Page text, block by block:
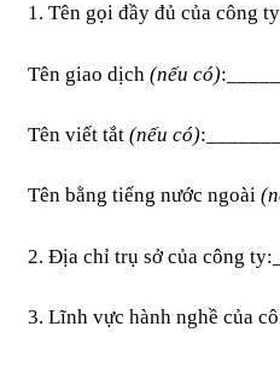
1. Tên gọi đầy đủ của công
Tên giao dịch (nếu có)
Tên viết tắt (nếu có)
Tên bằng tiếng nước ngoài
2. Địa chỉ trụ sở của công
3. Lĩnh vực hành nghề của